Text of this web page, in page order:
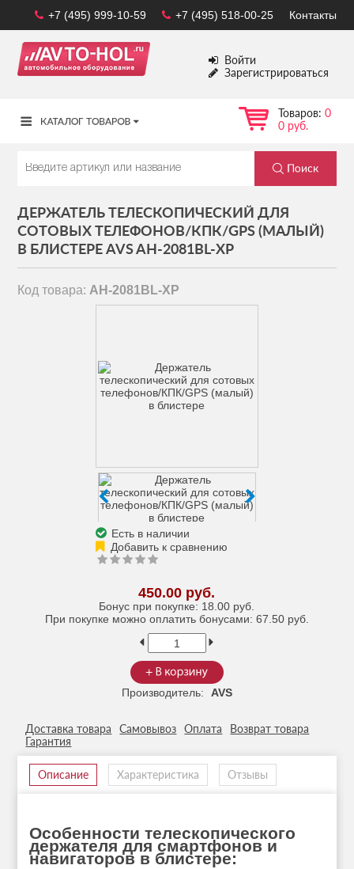
Контакты
+7 (495) 518-00-25
+7 (495) 999-10-59
Войти
Зарегистрироваться
Товаров: 0
0 руб.
ДЕРЖАТЕЛЬ ТЕЛЕСКОПИЧЕСКИЙ ДЛЯ
СОТОВЫХ ТЕЛЕФОНОВ/КПК/GPS (МАЛЫЙ)
В БЛИСТЕРЕ AVS AH-2081BL-XP
Код товара: AH-2081BL-XP
Есть в наличии
450.00 руб.
Бонус при покупке: 18.00 руб.
При покупке можно оплатить бонусами: 67.50 руб.
Производитель: AVS
Доставка товара Самовывоз Оплата
Возврат товара
Гарантия
Описание Характеристика Отзывы
Особенности телескопического
держателя для смартфонов и
навигаторов в блистере: